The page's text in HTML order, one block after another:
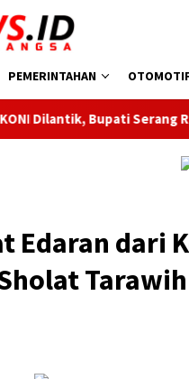
PEMERINTAHAN
Serang Ratu Zakiyah Minta
Edaran dari
Tarawih